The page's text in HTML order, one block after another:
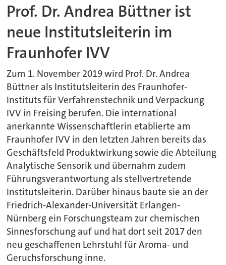
Prof. Dr. Andrea Büttner ist
neue Institutsleiterin im
Fraunhofer IVV
Zum 1. November 2019 wird Prof. Dr. Andrea
Büttner als Institutsleiterin des Fraunhofer-
Instituts für Verfahrenstechnik und Verpackung
IVV in Freising berufen. Die international
anerkannte Wissenschaftlerin etablierte am
Fraunhofer IVV in den letzten Jahren bereits das
Geschäftsfeld Produktwirkung sowie die Abteilung
Analytische Sensorik und übernahm zudem
Führungsverantwortung als stellvertretende
Institutsleiterin. Darüber hinaus baute sie an der
Friedrich-Alexander-Universität Erlangen-
Nürnberg ein Forschungsteam zur chemischen
Sinnesforschung auf und hat dort seit 2017 den
neu geschaffenen Lehrstuhl für Aroma- und
Geruchsforschung inne.